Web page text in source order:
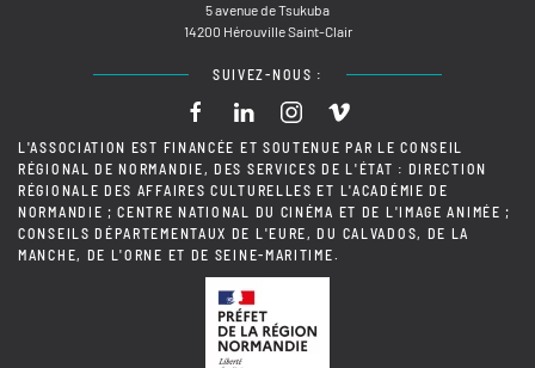
5 avenue de Tsukuba
14200 Hérouville Saint-Clair
SUIVEZ-NOUS :
L'ASSOCIATION EST FINANCÉE ET SOUTENUE PAR LE CONSEIL
RÉGIONAL DE NORMANDIE, DES SERVICES DE L'ÉTAT : DIRECTION
RÉGIONALE DES AFFAIRES CULTURELLES ET L'ACADÉMIE DE
NORMANDIE ; CENTRE NATIONAL DU CINÉMA ET DE L'IMAGE ANIMÉE ;
CONSEILS DÉPARTEMENTAUX DE L'EURE, DU CALVADOS, DE LA
MANCHE, DE L'ORNE ET DE SEINE-MARITIME.